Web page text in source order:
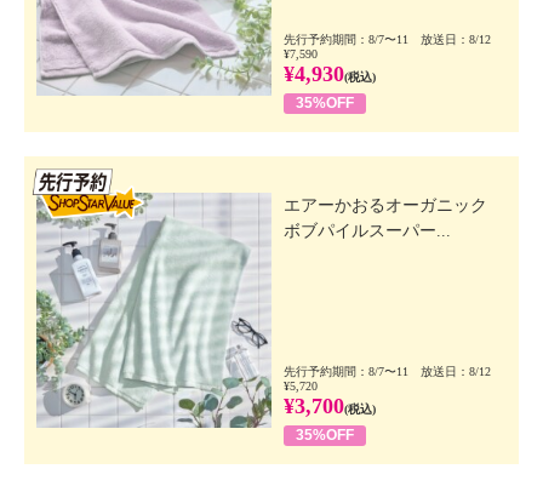
先行予約期間：8/7〜11 放送日：8/12
¥7,590
¥4,930(税込)
35%OFF
エアーかおるオーガニック
ボブパイルスーパー...
先行予約期間：8/7〜11 放送日：8/12
¥5,720
¥3,700(税込)
35%OFF